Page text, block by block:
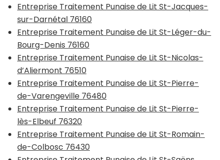
Entreprise Traitement Punaise de Lit St-Jacques-
sur-Darnétal 76160
Entreprise Traitement Punaise de Lit St-Léger-du-
Bourg-Denis 76160
Entreprise Traitement Punaise de Lit St-Nicolas-
d’Aliermont 76510
Entreprise Traitement Punaise de Lit St-Pierre-
de-Varengeville 76480
Entreprise Traitement Punaise de Lit St-Pierre-
lès-Elbeuf 76320
Entreprise Traitement Punaise de Lit St-Romain-
de-Colbosc 76430